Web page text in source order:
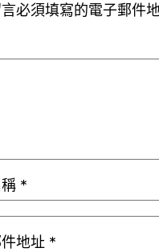
必須填寫的電子郵件
*
地址 *